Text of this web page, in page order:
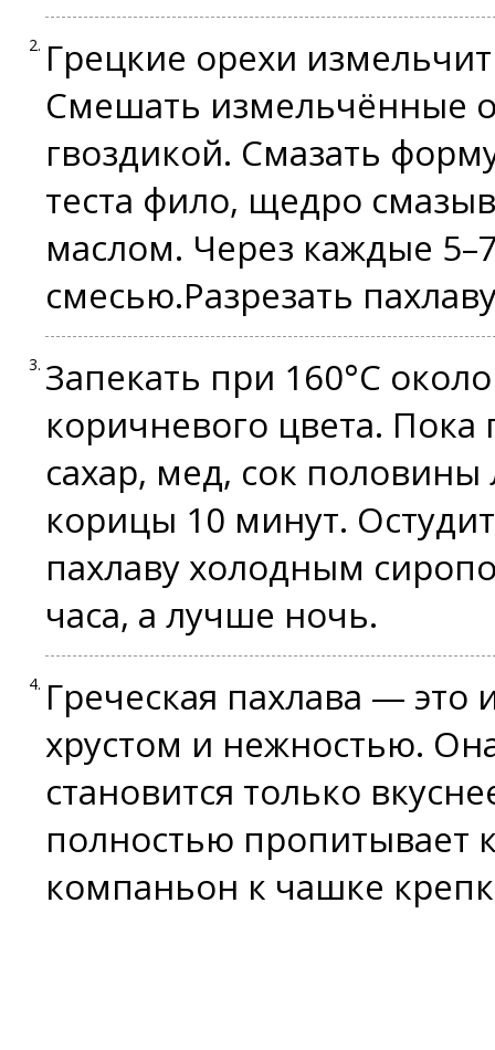
Грецкие орехи
Смешать измельчённые
гвоздикой. Смазать
теста фило, щедро
маслом. Через каждые
смесью.Разрезать
Запекать при 160°C
коричневого цвета. Пока
сахар, мед, сок
корицы 10 минут.
пахлаву холодным
часа, а лучше ночь.
Греческая пахлава —
хрустом и нежностью.
становится только
полностью пропитывает
компаньон к чашке